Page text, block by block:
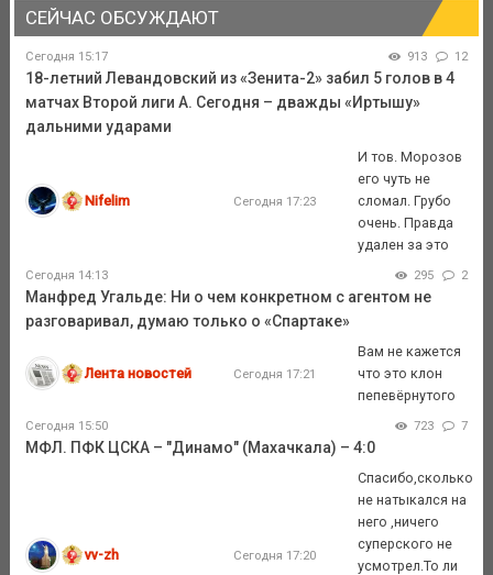
СЕЙЧАС ОБСУЖДАЮТ
Сегодня 15:17 913 12
18-летний Левандовский из «Зенита-2» забил 5 голов в 4
матчах Второй лиги А. Сегодня – дважды «Иртышу»
дальними ударами
Nifelim Сегодня 17:23
И тов. Морозов
его чуть не
сломал. Грубо
очень. Правда
удален за это
Сегодня 14:13 295 2
Манфред Угальде: Ни о чем конкретном с агентом не
разговаривал, думаю только о «Спартаке»
Лента новостей Сегодня 17:21
Вам не кажется
что это клон
пепевёрнутого
Сегодня 15:50 723 7
МФЛ. ПФК ЦСКА – "Динамо" (Махачкала) – 4:0
vv-zh Сегодня 17:20
Спасибо,сколько
не натыкался на
него ,ничего
суперского не
усмотрел.То ли